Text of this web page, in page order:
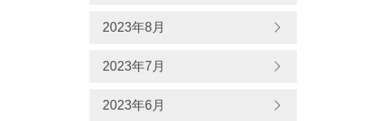
2023年8月
2023年7月
2023年6月